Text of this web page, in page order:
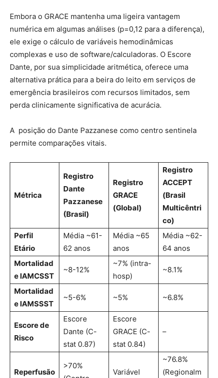
Embora o GRACE mantenha uma ligeira vantagem
numérica em algumas análises (p=0,12 para a diferença),
ele exige o cálculo de variáveis hemodinâmicas
complexas e uso de software/calculadoras. O Escore
Dante, por sua simplicidade aritmética, oferece uma
alternativa prática para a beira do leito em serviços de
emergência brasileiros com recursos limitados, sem
perda clinicamente significativa de acurácia.
A posição do Dante Pazzanese como centro sentinela
permite comparações vitais.
Métrica
Registro
Dante
Pazzanese
(Brasil)
Registro
GRACE
(Global)
Registro
ACCEPT
(Brasil
Multicêntri
co)
Perfil
Etário
Média ~61-
62 anos
Média ~65
anos
Média ~62-
64 anos
Mortalidad
e IAMCSST
~8-12%
~7% (intra-
hosp)
~8.1%
Mortalidad
e IAMSSST
~5-6% ~5% ~6.8%
Escore de
Risco
Escore
Dante (C-
stat 0.87)
Escore
GRACE (C-
stat 0.84)
–
Reperfusão
>70%
Variável
~76.8%
(Regionalm